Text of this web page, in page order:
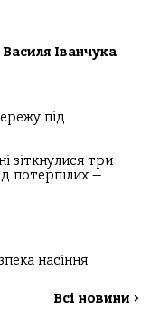
Іванчука
під
зіткнулися три
потерпілих —
насіння
Всі новини >